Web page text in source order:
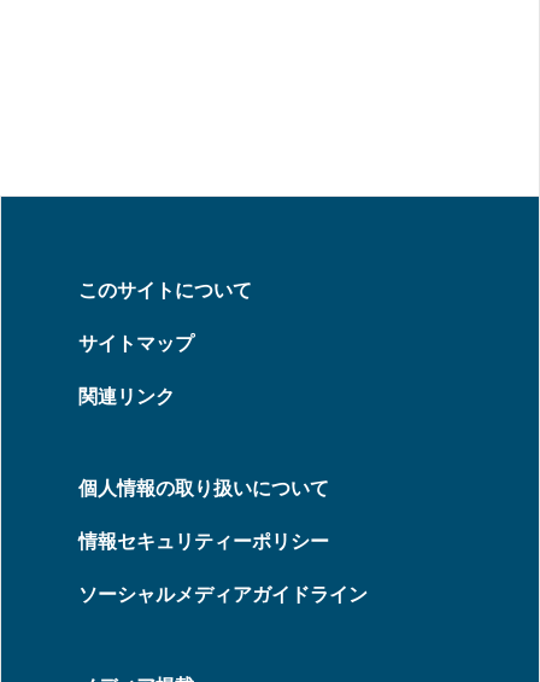
このサイトについて
サイトマップ
関連リンク
個人情報の取り扱いについて
情報セキュリティーポリシー
ソーシャルメディアガイドライン